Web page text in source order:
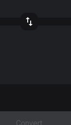
Convert